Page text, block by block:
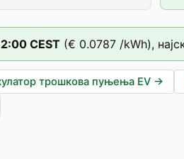
:00 CEST (€ 0.0787 /kWh),
трошкова пуњења EV →